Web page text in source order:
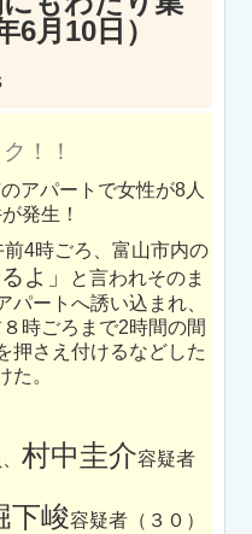
6月10日）
！！
アパートで女性が8人
発生！
4時ごろ、富山市内の
よ」
と言われそのま
パートへ誘い込まれ、
時ごろまで2時間の間
押さえ付けるなどした
た。
村中圭介容疑者
下峻容疑者（３０）